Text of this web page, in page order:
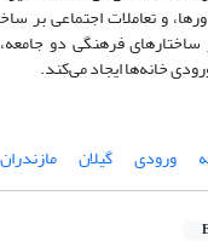
و تعاملات اجتماعی بر
فرهنگی دو
خانه‌ها ایجاد می‌کند.
ورودی گیلان مازندران